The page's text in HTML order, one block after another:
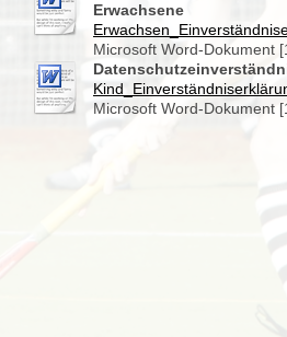
Erwachsene
Microsoft Word-Dokument
Microsoft Word-Dokument